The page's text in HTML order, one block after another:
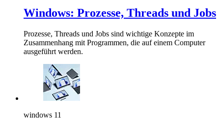
Windows: Prozesse, Threads und Jobs
Prozesse, Threads und Jobs sind wichtige Konzepte im
Zusammenhang mit Programmen, die auf einem Computer
ausgeführt werden.
windows 11